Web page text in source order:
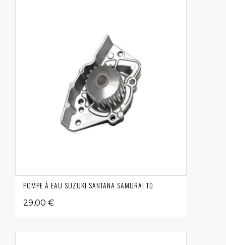
POMPE À EAU SUZUKI SANTANA SAMURAI TD
29,00 €